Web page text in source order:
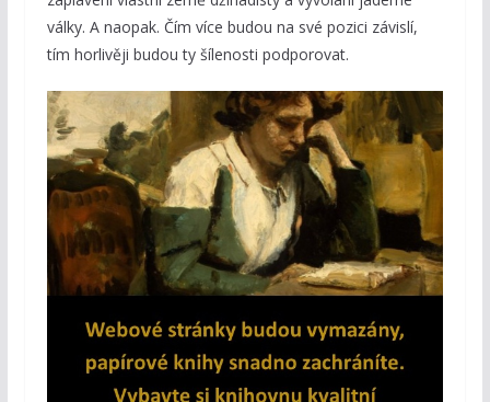
války. A naopak. Čím více budou na své pozici závislí,
tím horlivěji budou ty šílenosti podporovat.